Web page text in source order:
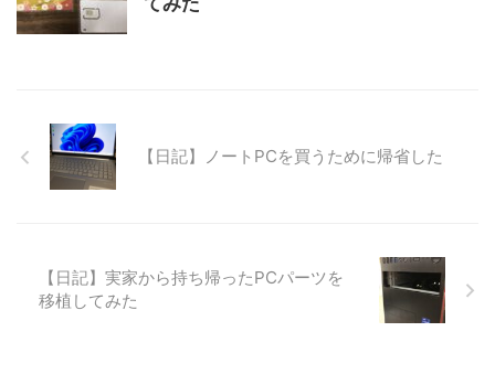
【日記】ノートPCを買うために帰省した
【日記】実家から持ち帰ったPCパーツを
移植してみた